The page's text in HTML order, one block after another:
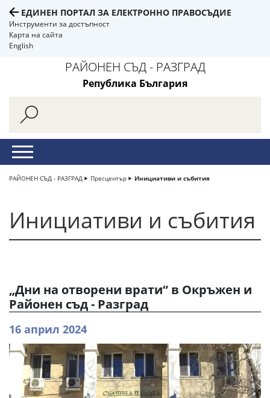
ЕДИНЕН ПОРТАЛ ЗА ЕЛЕКТРОННО ПРАВОСЪДИЕ
Инструменти за достъпност
Карта на сайта
English
РАЙОНЕН СЪД - РАЗГРАД
Република България
РАЙОНЕН СЪД - РАЗГРАД Пресцентър Инициативи и събития
Инициативи и събития
„Дни на отворени врати“ в Окръжен и
Районен съд - Разград
16 април 2024